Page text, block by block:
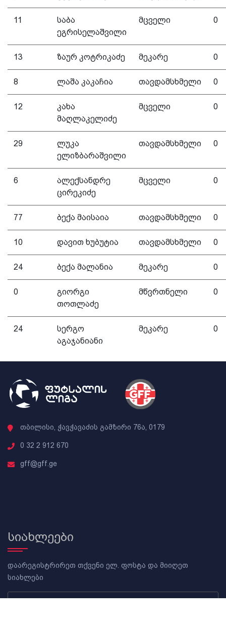
11
საბა
ეგრისელაშვილი
მცველი 0
13 ზაურ კოტრიკაძე მეკარე 0
8 ლაშა კაკაჩია თავდამსხმელი 0
12
კახა
მაღლაკელიძე
მცველი 0
29
ლუკა
ელიზბარაშვილი
თავდამსხმელი 0
6
ალექსანდრე
ცირეკიძე
მცველი 0
77 ბექა მაისაია თავდამსხმელი 0
10 დავით ხუბუტია თავდამსხმელი 0
24 ბექა მალანია მეკარე 0
0
გიორგი
თოთლაძე
მწვრთნელი 0
24
სერგო
აგაჯანიანი
მეკარე 0
თბილისი, ჭავჭავაძის გამზირი 76ა, 0179
0 32 2 912 670
gff@gff.ge
სიახლეები
დაარეგისტრირეთ თქვენი ელ. ფოსტა და მიიღეთ
სიახლები